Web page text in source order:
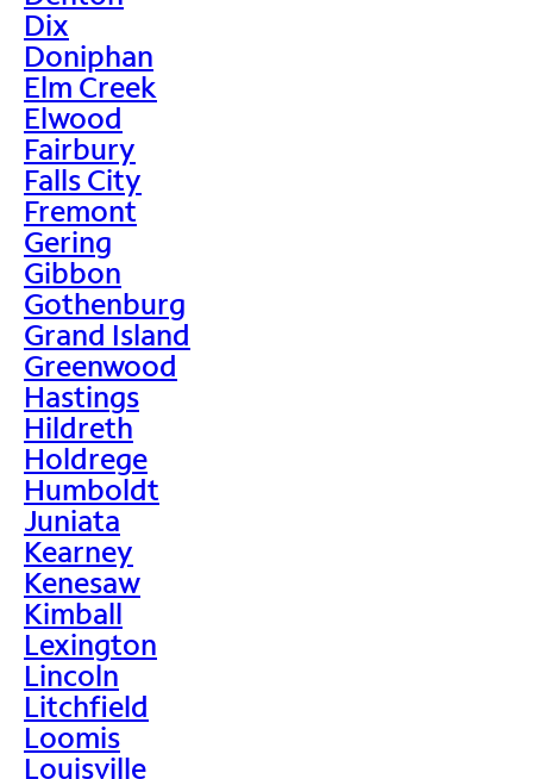
Dix
Doniphan
Elm Creek
Elwood
Fairbury
Falls City
Fremont
Gering
Gibbon
Gothenburg
Grand Island
Greenwood
Hastings
Hildreth
Holdrege
Humboldt
Juniata
Kearney
Kenesaw
Kimball
Lexington
Lincoln
Litchfield
Loomis
Louisville